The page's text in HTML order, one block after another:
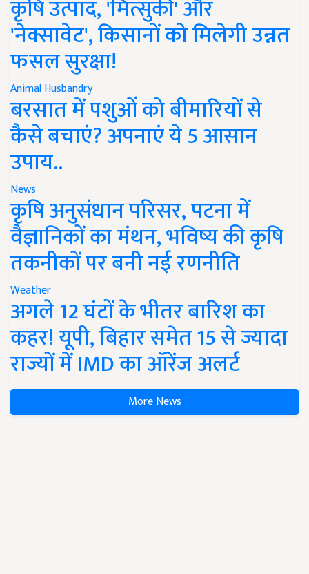
कृषि उत्पाद, 'मित्सुकी' और
'नेक्सावेट', किसानों को मिलेगी उन्नत
फसल सुरक्षा!
Animal Husbandry
बरसात में पशुओं को बीमारियों से
कैसे बचाएं? अपनाएं ये 5 आसान
उपाय..
News
कृषि अनुसंधान परिसर, पटना में
वैज्ञानिकों का मंथन, भविष्य की कृषि
तकनीकों पर बनी नई रणनीति
Weather
अगले 12 घंटों के भीतर बारिश का
कहर! यूपी, बिहार समेत 15 से ज्यादा
राज्यों में IMD का ऑरेंज अलर्ट
More News